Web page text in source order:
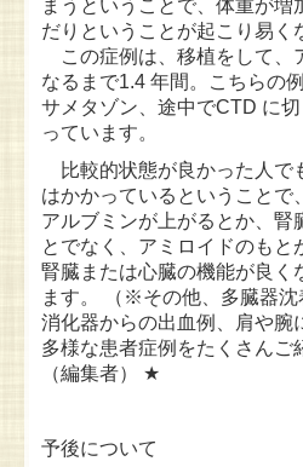
まうということで、体重が増
だりということが起こり易く
この症例は、移植をして、
なるまで1.4 年間。こちらの
サメタゾン、途中でCTD に
っています。
比較的状態が良かった人で
はかかっているということで
アルブミンが上がるとか、腎
とでなく、アミロイドのもと
腎臓または心臓の機能が良く
ます。 （※その他、多臓器沈着例、２度の移植例、
消化器からの出血例、肩や腕
多様な患者症例をたくさんご
（編集者） ★
予後について